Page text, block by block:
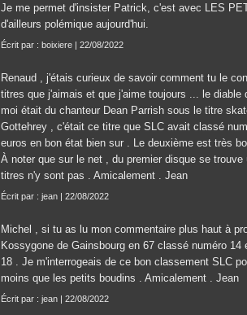
Je me permet d'insister Patrick, c'est avec LES
d'ailleurs polémique aujourd'hui.
Écrit par : boixiere | 22/08/2022
Renaud , j'étais curieux de savoir comment tu le
titres que j'aimais et que j'aime toujours ... le
moi était du chanteur Dean Parrish sous le titre
Gottehrey , c'était ce titre que SLC avait classé
euros en bon état bien sur . Le deuxième est très
À noter que sur le net , du premier disque se
titres n'y sont pas . Amicalement . Jean
Écrit par : jean | 22/08/2022
Michel , si tu as lu mon commentaire plus haut à
Kossygone de Gainsbourg en 67 classé numéro
18 . Je m'interrogeais de ce bon classement SLC
moins que les petits boudins . Amicalement . Jean
Écrit par : jean | 22/08/2022